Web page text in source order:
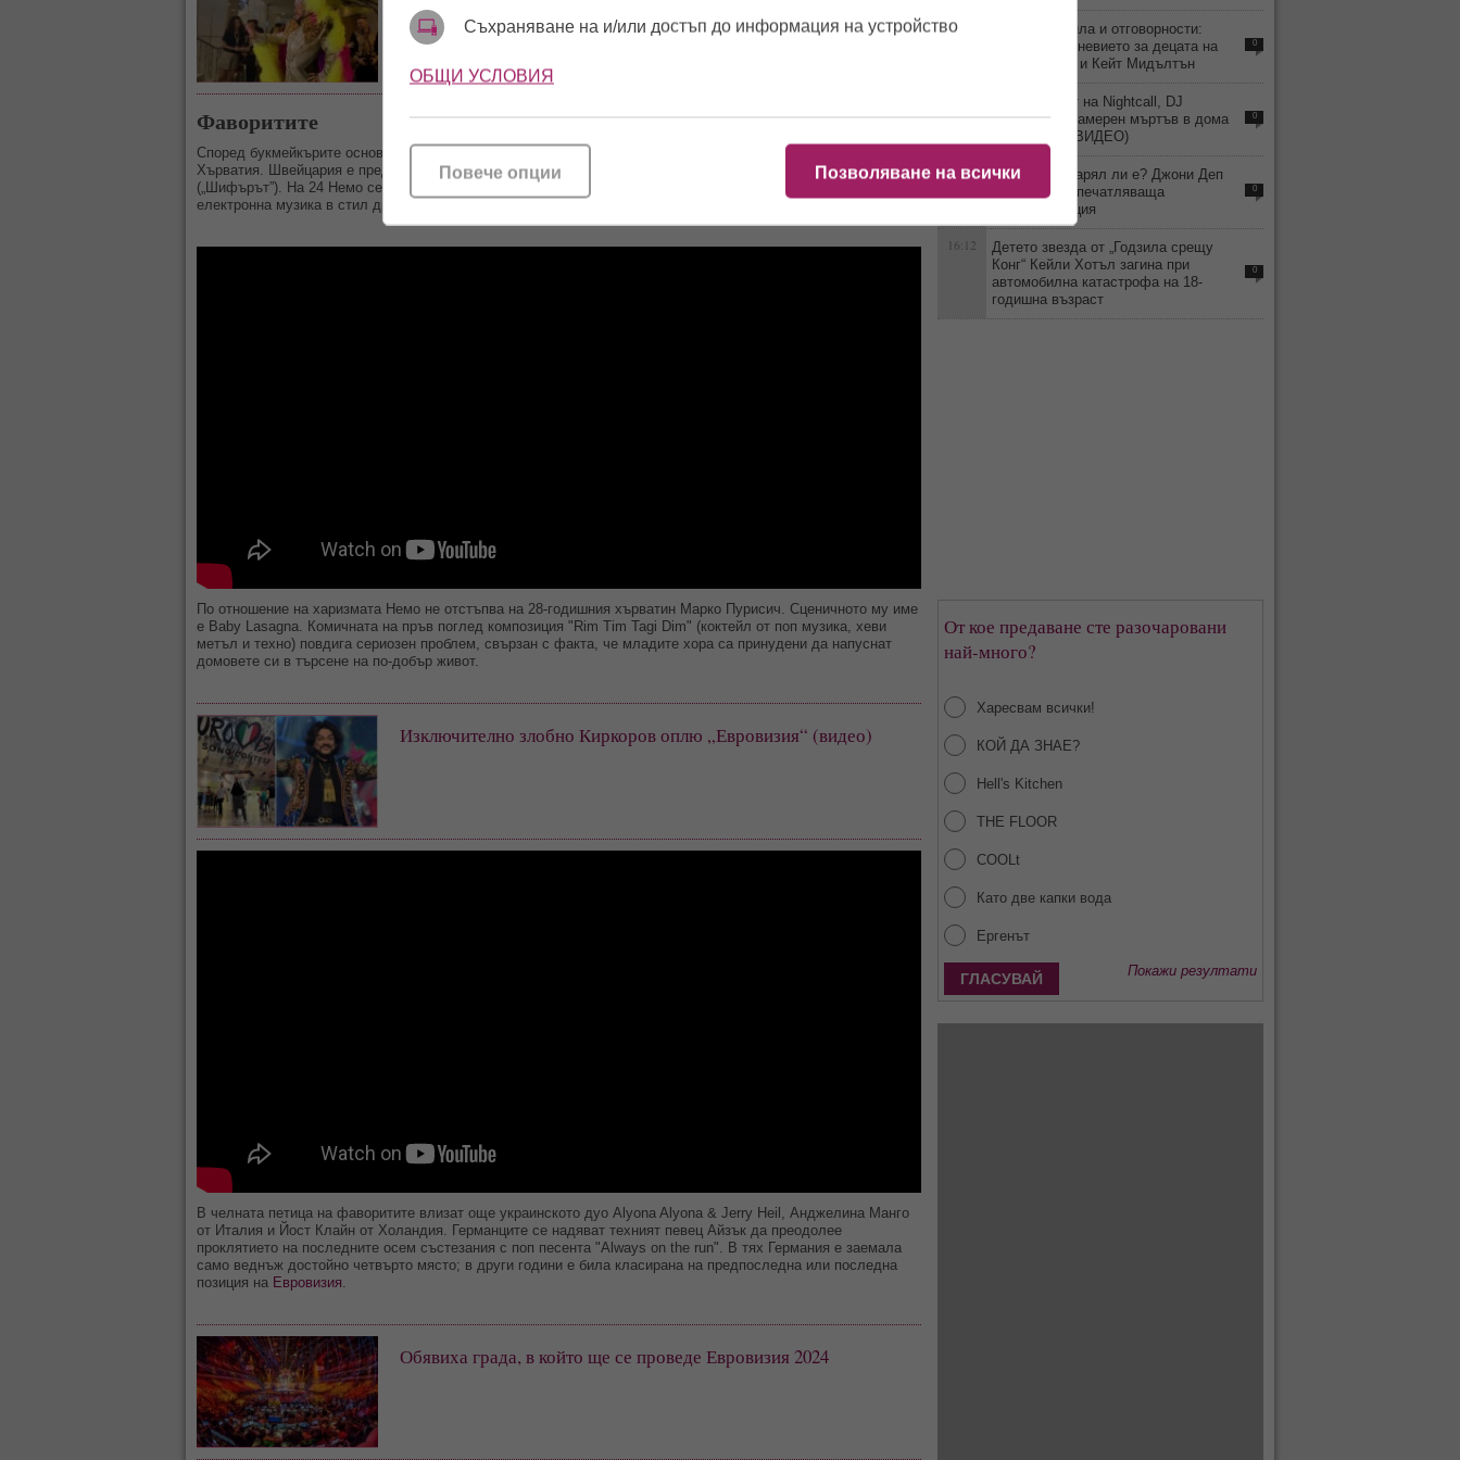
пак проникна в Евровизия (видео)
Фаворитите
Според букмейкърите основната битка за приза на Евровизия
2024 ще се води между Швейцария и
Хърватия. Швейцария е представена от Немо с почти автобиографичната композиция „The Code”
(„Шифърът”). На 24 Немо се идентифицира като небинарен. А „The Code” – смесица от рап, оперна ария и
електронна музика в стил дръм енд бейс – е за намирането на себе си.
По отношение на харизмата Немо не отстъпва на 28-годишния хърватин Марко Пурисич. Сценичното му име
е Baby Lasagna. Комичната на пръв поглед композиция "Rim Tim Tagi Dim" (коктейл от поп музика, хеви
метъл и техно) повдига сериозен проблем, свързан с факта, че младите хора са принудени да напуснат
домовете си в търсене на по-добър живот.
Изключително злобно Киркоров оплю „Евровизия“ (видео)
В челната петица на фаворитите влизат още украинското дуо Alyona Alyona & Jerry Heil, Анджелина Манго
от Италия и Йост Клайн от Холандия. Германците се надяват техният певец Айзък да преодолее
проклятието на последните осем състезания с поп песента "Always on the run". В тях Германия е заемала
само веднъж достойно четвърто място; в други години е била класирана на предпоследна или последна
позиция на Евровизия
Обявиха града, в който ще се проведе Евровизия 2024
10:43
Строги правила и отговорности:
какво е ежедневието за децата на
принц Уилям и Кейт Мидълтън
0
Хитмейкърът на Nightcall, DJ
Kavinsky, е намерен мъртъв в дома
си в Париж (ВИДЕО)
0
12:54
ВИДЕО: Остарял ли е? Джони Деп
изненада с впечатляваща
трансформация
0
16:12
Детето звезда от „Годзила срещу
Конг“ Кейли Хотъл загина при
автомобилна катастрофа на 18-
годишна възраст
0
От кое предаване сте разочаровани
най-много?
Харесвам всички!
КОЙ ДА ЗНАЕ?
Hell's Kitchen
THE FLOOR
COOLt
Като две капки вода
Ергенът
Покажи резултати
Съхраняване на и/или достъп до информация на устройство
ОБЩИ УСЛОВИЯ
Позволяване на всички
Повече опции